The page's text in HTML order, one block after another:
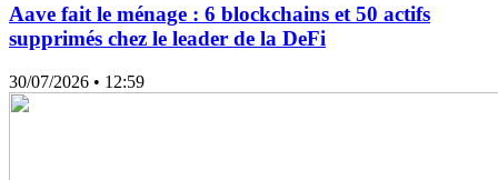
Aave fait le ménage : 6 blockchains et 50 actifs
supprimés chez le leader de la DeFi
30/07/2026 • 12:59